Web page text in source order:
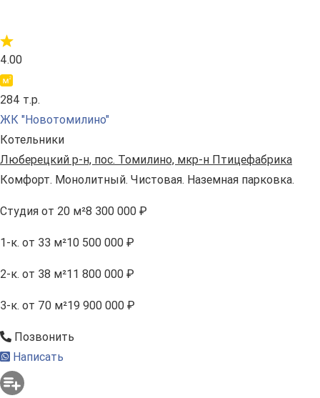
4.00
284 т.р.
ЖК "Новотомилино"
Котельники
Люберецкий р-н, пос. Томилино, мкр-н Птицефабрика
Комфорт. Монолитный. Чистовая. Наземная парковка.
Студия от 20 м²8 300 000 ₽
1-к. от 33 м²10 500 000 ₽
2-к. от 38 м²11 800 000 ₽
3-к. от 70 м²19 900 000 ₽
Позвонить
Написать